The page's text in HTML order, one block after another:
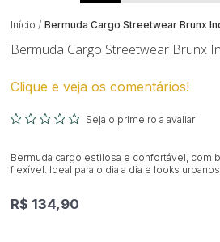
Início Bermuda Cargo Streetwear Brunx
Bermuda Cargo Streetwear Brunx
Clique e veja os comentários!
Seja o primeiro a avaliar
Bermuda cargo estilosa e confortável, com
flexível. Ideal para o dia a dia e looks
R$ 134,90